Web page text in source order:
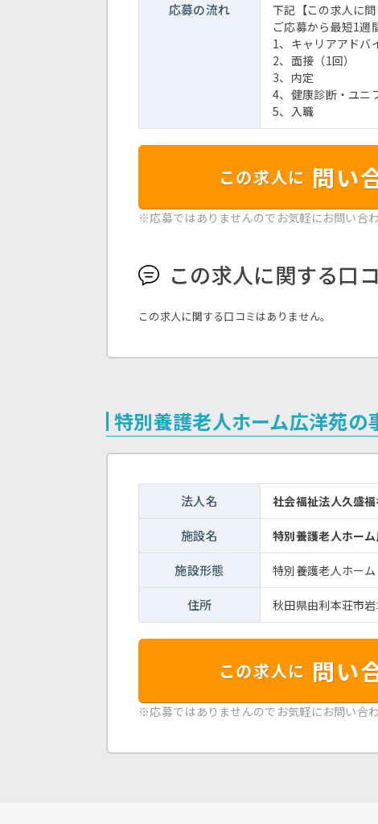
応募の流れ
下記【この求人に
ご応募から最短1週
1、キャリアアドバ
2、面接（1回）
3、内定
4、健康診断・ユニ
5、入職
この求人に 問い
※応募ではありませんのでお気軽にお問い合
この求人に関する口
この求人に関する口コミはありません。
特別養護老人ホーム広洋苑の
法人名 社会福祉法人久盛
施設名 特別養護老人ホー
施設形態 特別養護老人ホーム
住所 秋田県由利本荘市
この求人に 問い
※応募ではありませんのでお気軽にお問い合